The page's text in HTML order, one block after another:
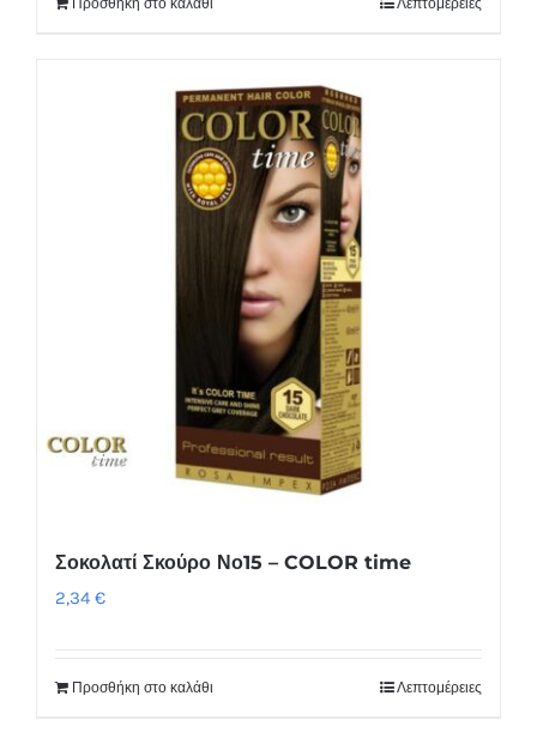
Προσθήκη στο καλάθι Λεπτομέρειες
Σοκολατί Σκούρο Νο15 – COLOR time
2,34 €
Προσθήκη στο καλάθι Λεπτομέρειες